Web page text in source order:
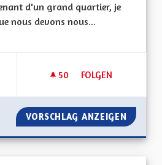
d'un grand quartier, je
nous devons nous...
50 50 FOLLOWER
FOLGEN
DES BENNES DE
VORSCHLAG ANZEIGEN DES